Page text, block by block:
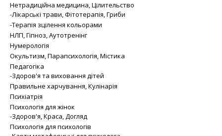
Нетрадиційна медицина, Цілительство
-Лікарські трави, Фітотерапія, Гриби
-Терапія зцілення кольорами
НЛП, Гіпноз, Аутотренінг
Нумерологія
Окультизм, Парапсихологія, Містика
Педагогіка
-Здоров'я та виховання дітей
Правильне харчування, Кулінарія
Психіатрія
Психологія для жінок
-Здоров'я, Краса, Догляд
Психологія для психологів